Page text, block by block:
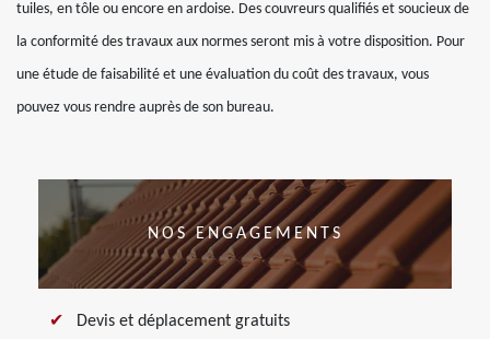
tuiles, en tôle ou encore en ardoise. Des couvreurs qualifiés et soucieux de
la conformité des travaux aux normes seront mis à votre disposition. Pour
une étude de faisabilité et une évaluation du coût des travaux, vous
pouvez vous rendre auprès de son bureau.
NOS ENGAGEMENTS
Devis et déplacement gratuits